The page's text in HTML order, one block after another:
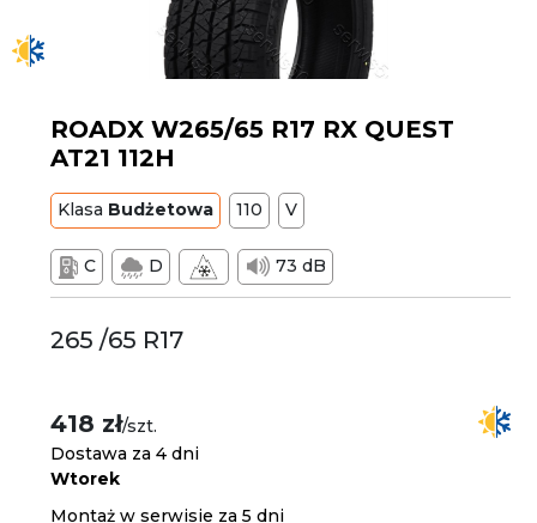
ROADX W265/65 R17 RX QUEST
AT21 112H
Klasa Budżetowa 110 V
C D 73 dB
265 /65 R17
418 zł/szt.
Dostawa za 4 dni
Wtorek
Montaż w serwisie za 5 dni